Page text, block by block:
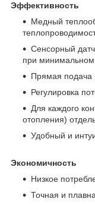
Эффективность
Медный
Сенсорный
при минимальном
Прямая подача
Регулировка
Для каждого
отопления)
Удобный и
Экономичность
Низкое
Точная и